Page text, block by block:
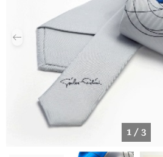
1 / 3